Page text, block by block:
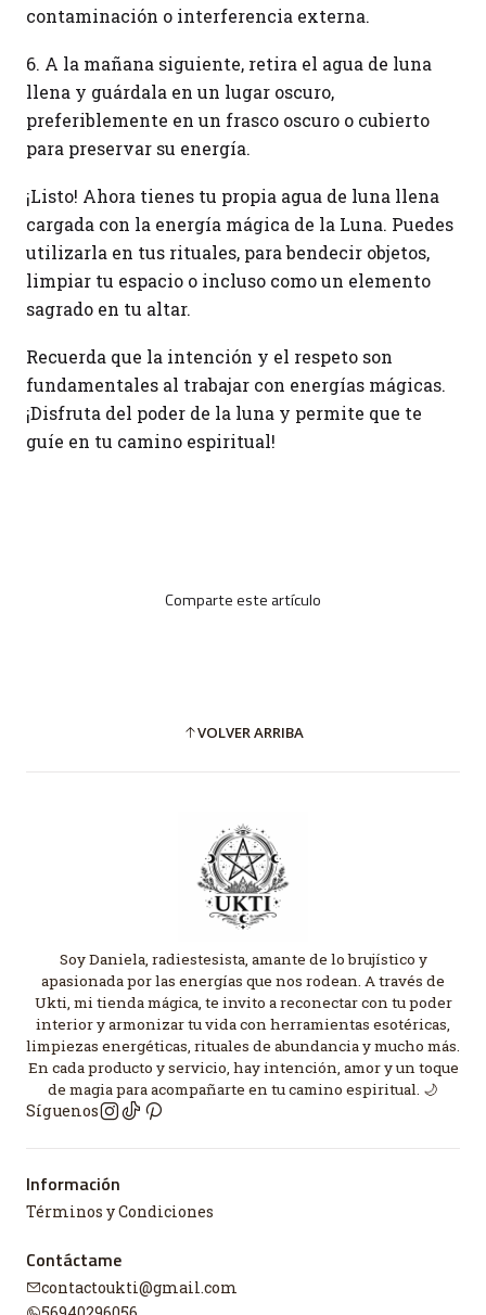
contaminación o interferencia externa.
6. A la mañana siguiente, retira el agua de luna
llena y guárdala en un lugar oscuro,
preferiblemente en un frasco oscuro o cubierto
para preservar su energía.
¡Listo! Ahora tienes tu propia agua de luna llena
cargada con la energía mágica de la Luna. Puedes
utilizarla en tus rituales, para bendecir objetos,
limpiar tu espacio o incluso como un elemento
sagrado en tu altar.
Recuerda que la intención y el respeto son
fundamentales al trabajar con energías mágicas.
¡Disfruta del poder de la luna y permite que te
guíe en tu camino espiritual!
Comparte este artículo
VOLVER ARRIBA
Soy Daniela, radiestesista, amante de lo brujístico y
apasionada por las energías que nos rodean. A través de
Ukti, mi tienda mágica, te invito a reconectar con tu poder
interior y armonizar tu vida con herramientas esotéricas,
limpiezas energéticas, rituales de abundancia y mucho más.
En cada producto y servicio, hay intención, amor y un toque
de magia para acompañarte en tu camino espiritual. 🌙
Síguenos
Información
Términos y Condiciones
Contáctame
contactoukti@gmail.com